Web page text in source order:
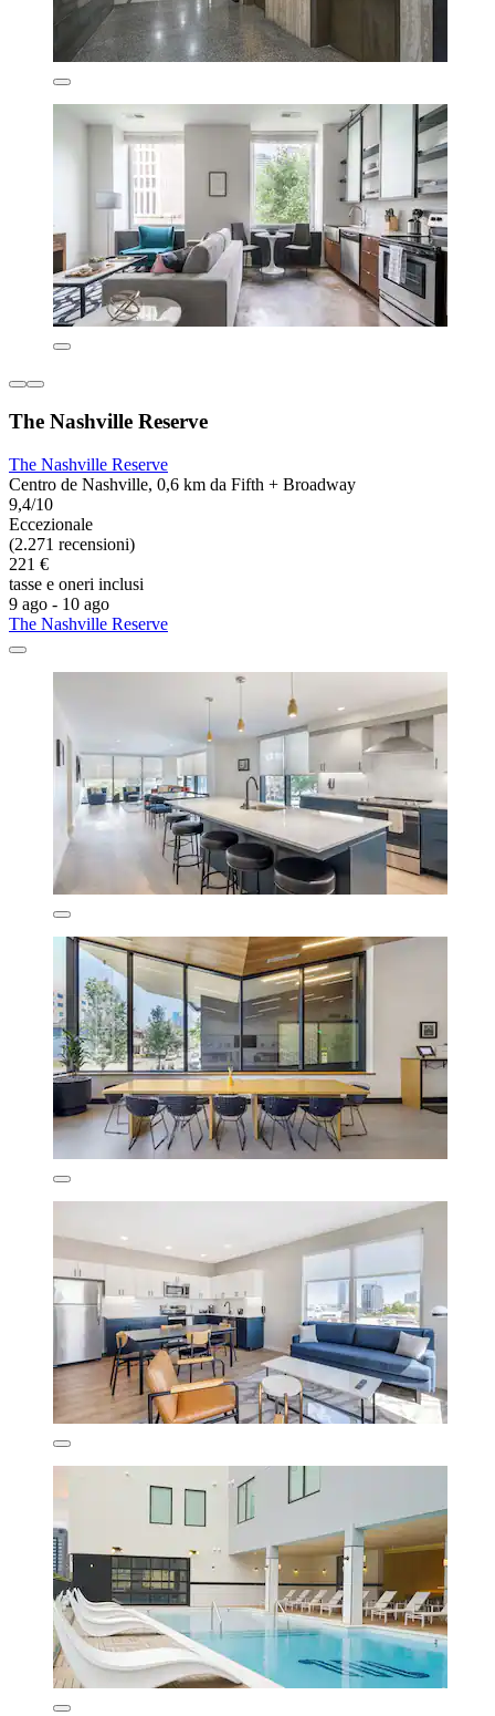
The Nashville Reserve
The Nashville Reserve
Centro de Nashville, 0,6 km da Fifth + Broadway
9,4/10
Eccezionale
(2.271 recensioni)
221 €
tasse e oneri inclusi
9 ago - 10 ago
The Nashville Reserve